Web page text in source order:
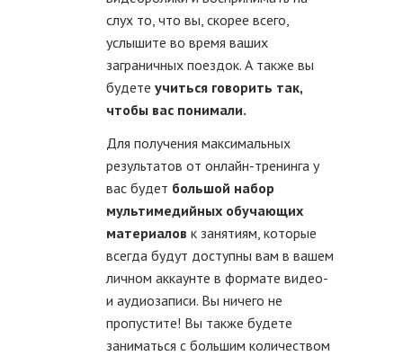
слух то, что вы, скорее всего,
услышите во время ваших
заграничных поездок. А также вы
будете учиться говорить так,
чтобы вас понимали.
Для получения максимальных
результатов от онлайн-тренинга у
вас будет большой набор
мультимедийных обучающих
материалов к занятиям, которые
всегда будут доступны вам в вашем
личном аккаунте в формате видео-
и аудиозаписи. Вы ничего не
пропустите! Вы также будете
заниматься с большим количеством